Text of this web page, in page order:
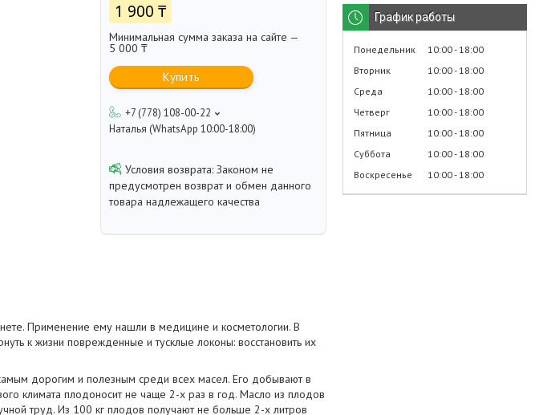
1 900 ₸
Минимальная сумма заказа на сайте —
5 000 ₸
Купить
+7 (778) 108-00-22
Наталья (WhatsApp 10:00-18:00)
Законом не
предусмотрен возврат и обмен данного
товара надлежащего качества
Применение ему нашли в медицине и косметологии. В
к жизни поврежденные и тусклые локоны: восстановить их
дорогим и полезным среди всех масел. Его добывают в
климата плодоносит не чаще 2-х раз в год. Масло из плодов
труд. Из 100 кг плодов получают не больше 2-х литров
График работы
Понедельник 10:00 18:00
Вторник
10:00 18:00
Среда
10:00 18:00
Четверг
10:00 18:00
Пятница
10:00 18:00
Суббота
10:00 18:00
Воскресенье
10:00 18:00